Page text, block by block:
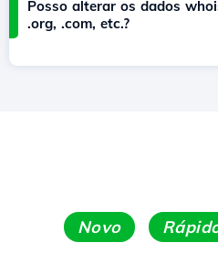
Posso alterar os dados
.org, .com, etc.?
Novo